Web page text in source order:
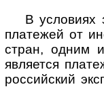
В условиях
пла­те­жей от
стран, одним
явля­ется
рос­сий­ский